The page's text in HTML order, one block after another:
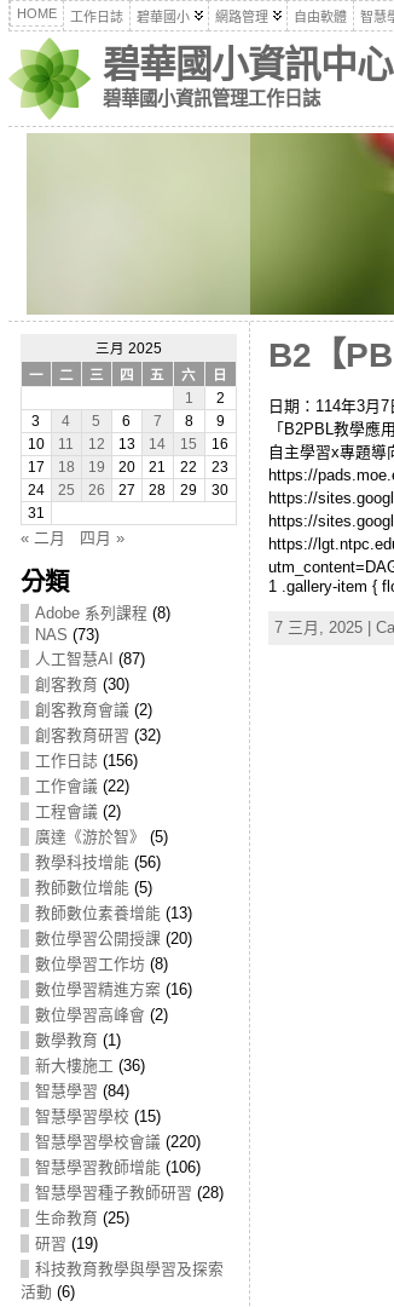
HOME 工作日誌 碧華國小 網路管理 自由軟體 智慧
碧華國小資訊中心
碧華國小資訊管理工作日誌
三月 2025
一
二 三 四 五 六
日
1
2
3
4 5 6 7 8
9
10
11 12 13 14 15
16
17
18 19 20 21 22
23
24
25 26 27 28 29
30
31
« 二月 四月 »
分類
Adobe 系列課程 (8)
NAS (73)
人工智慧AI (87)
創客教育 (30)
創客教育會議 (2)
創客教育研習 (32)
工作日誌 (156)
工作會議 (22)
工程會議 (2)
廣達《游於智》
(5)
教學科技增能(56)
教師數位增能(5)
教師數位素養增能(13)
數位學習公開授課 (20)
數位學習工作坊(8)
數位學習精進方案 (16)
數位學習高峰會 (2)
數學教育 (1)
新大樓施工 (36)
智慧學習 (84)
智慧學習學校 (15)
智慧學習學校會議 (220)
智慧學習教師增能(106)
智慧學習種子教師研習 (28)
生命教育 (25)
研習 (19)
科技教育教學與學習及探索
活動 (6)
B2【
日期：114年3月
「B2PBL教學應
自主學習x專題
https://
https://
https://
https://
1 .gallery-item {
7 三月, 2025 |